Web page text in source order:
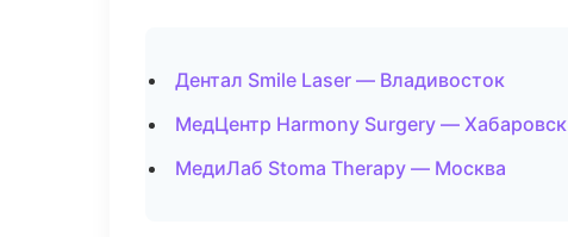
Дентал Smile Laser — Владивосток
МедЦентр Harmony Surgery — Хабаровск
МедиЛаб Stoma Therapy — Москва